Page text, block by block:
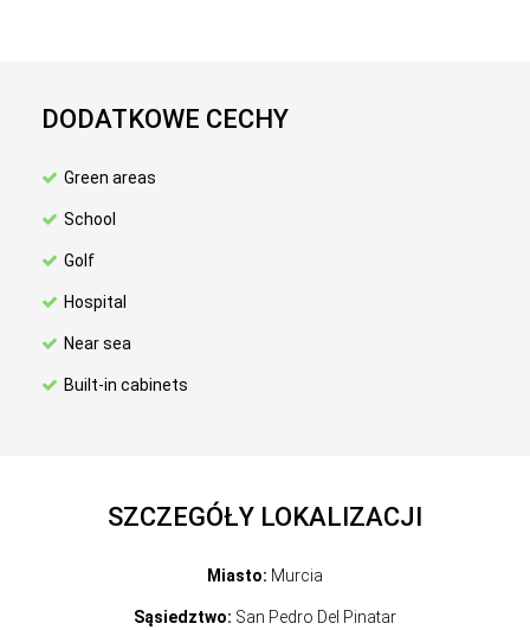
DODATKOWE CECHY
Green areas
School
Golf
Hospital
Near sea
Built-in cabinets
SZCZEGÓŁY LOKALIZACJI
Miasto: Murcia
Sąsiedztwo: San Pedro Del Pinatar